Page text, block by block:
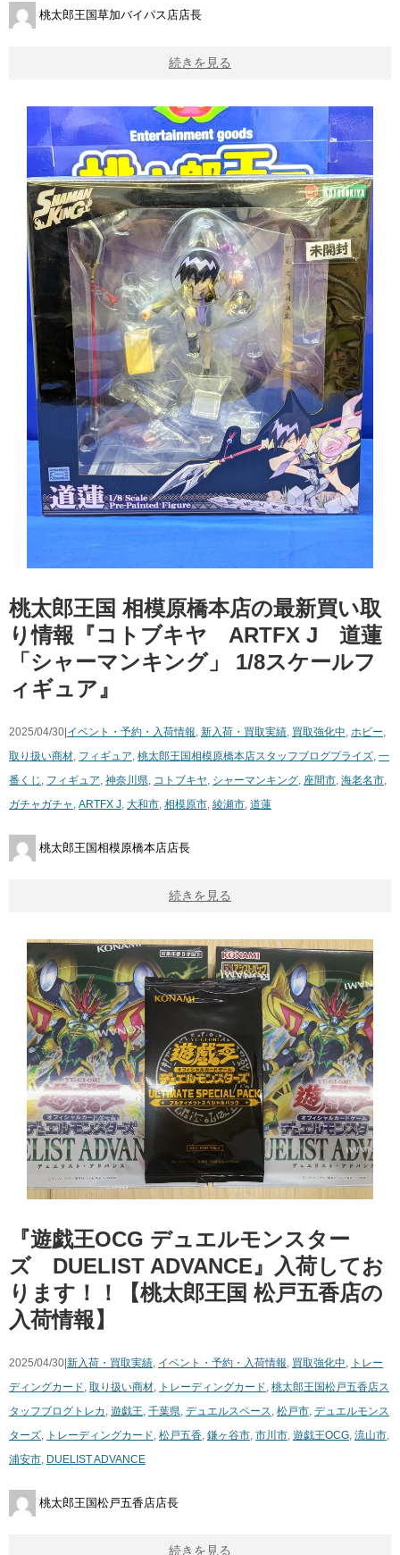
桃太郎王国草加バイパス店店長
続きを見る
桃太郎王国 相模原橋本店の最新買い取
り情報『コトブキヤ ARTFX J 道蓮
「シャーマンキング」 1/8スケールフ
ィギュア』
2025/04/30| イベント・予約・入荷情報, 新入荷・買取実績, 買取強化中, ホビー,
取り扱い商材, フィギュア, 桃太郎王国相模原橋本店スタッフブログプライズ, 一
番くじ , フィギュア, 神奈川県, コトブキヤ, シャーマンキング, 座間市, 海老名市,
ガチャガチャ , ARTFX J, 大和市, 相模原市, 綾瀬市, 道蓮
桃太郎王国相模原橋本店店長
続きを見る
『遊戯王OCG デュエルモンスター
ズ DUELIST ADVANCE』入荷してお
ります！！【桃太郎王国 松戸五香店の
入荷情報】
2025/04/30| 新入荷・買取実績, イベント・予約・入荷情報, 買取強化中, トレー
ディングカード, 取り扱い商材, トレーディングカード, 桃太郎王国松戸五香店ス
タッフブログ トレカ , 遊戯王, 千葉県, デュエルスペース, 松戸市, デュエルモンス
ターズ, トレーディングカード, 松戸五香, 鎌ヶ谷市, 市川市, 遊戯王OCG, 流山市,
浦安市, DUELIST ADVANCE
桃太郎王国松戸五香店店長
続きを見る